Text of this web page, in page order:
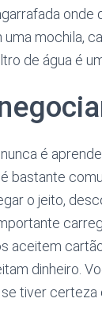
onde
mochila,
de água é
é
bastante
o jeito,
aceitem
dinheiro.
tiver